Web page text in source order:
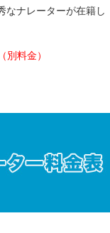
なナレーターが在籍し
料金）